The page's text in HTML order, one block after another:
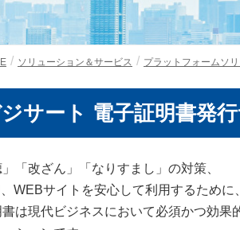
ソリューション＆サービス プラットフォームソ
サート 電子証明書発
」「改ざん」「なりすまし」の対策、
WEBサイトを安心して利用するために
は現代ビジネスにおいて必須かつ効果